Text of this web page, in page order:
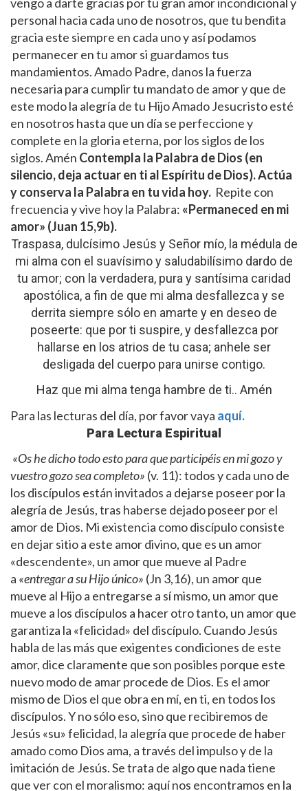
personal hacia cada uno de nosotros, que tu bendita
gracia este siempre en cada uno y así podamos
permanecer en tu amor si guardamos tus
mandamientos. Amado Padre, danos la fuerza
necesaria para cumplir tu mandato de amor y que de
este modo la alegría de tu Hijo Amado Jesucristo esté
en nosotros hasta que un día se perfeccione y
complete en la gloria eterna, por los siglos de los
siglos. Amén Contempla la Palabra de Dios (en
silencio, deja actuar en ti al Espíritu de Dios). Actúa
y conserva la Palabra en tu vida hoy. Repite con
frecuencia y vive hoy la Palabra: «Permaneced en mi
amor» (Juan 15,9b).
Traspasa, dulcísimo Jesús y Señor mío, la médula de
mi alma con el suavísimo y saludabilísimo dardo de
tu amor; con la verdadera, pura y santísima caridad
apostólica, a fin de que mi alma desfallezca y se
derrita siempre sólo en amarte y en deseo de
poseerte: que por ti suspire, y desfallezca por
hallarse en los atrios de tu casa; anhele ser
desligada del cuerpo para unirse contigo.
Haz que mi alma tenga hambre de ti.. Amén
Para las lecturas del día, por favor vaya aquí.
Para Lectura Espiritual
«Os he dicho todo esto para que participéis en mi gozo y
vuestro gozo sea completo» (v. 11): todos y cada uno de
los discípulos están invitados a dejarse poseer por la
alegría de Jesús, tras haberse dejado poseer por el
amor de Dios. Mi existencia como discípulo consiste
en dejar sitio a este amor divino, que es un amor
«descendente», un amor que mueve al Padre
a «entregar a su Hijo único» (Jn 3,16), un amor que
mueve al Hijo a entregarse a sí mismo, un amor que
mueve a los discípulos a hacer otro tanto, un amor que
garantiza la «felicidad» del discípulo. Cuando Jesús
habla de las más que exigentes condiciones de este
amor, dice claramente que son posibles porque este
nuevo modo de amar procede de Dios. Es el amor
mismo de Dios el que obra en mí, en ti, en todos los
discípulos. Y no sólo eso, sino que recibiremos de
Jesús «su» felicidad, la alegría que procede de haber
amado como Dios ama, a través del impulso y de la
imitación de Jesús. Se trata de algo que nada tiene
que ver con el moralismo: aquí nos encontramos en la